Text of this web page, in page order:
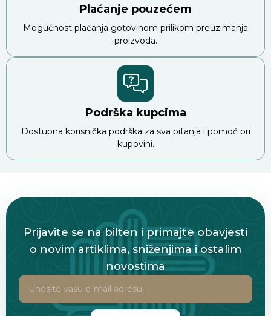
Plaćanje pouzećem
Mogućnost plaćanja gotovinom prilikom preuzimanja
proizvoda.
Podrška kupcima
Dostupna korisnička podrška za sva pitanja i pomoć pri
kupovini.
Prijavite se na bilten i primajte obavjesti
o novim artiklima, sniženjima i ostalim
novostima